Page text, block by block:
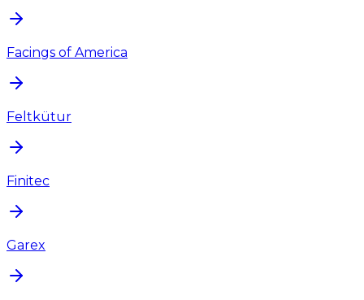
Facings of America
Feltkütur
Finitec
Garex